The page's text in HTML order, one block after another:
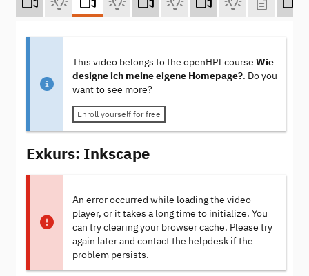
This video belongs to the openHPI course Wie
designe ich meine eigene Homepage?. Do you
want to see more?
Enroll yourself for free
Exkurs: Inkscape
An error occurred while loading the video
player, or it takes a long time to initialize. You
can try clearing your browser cache. Please try
again later and contact the helpdesk if the
problem persists.